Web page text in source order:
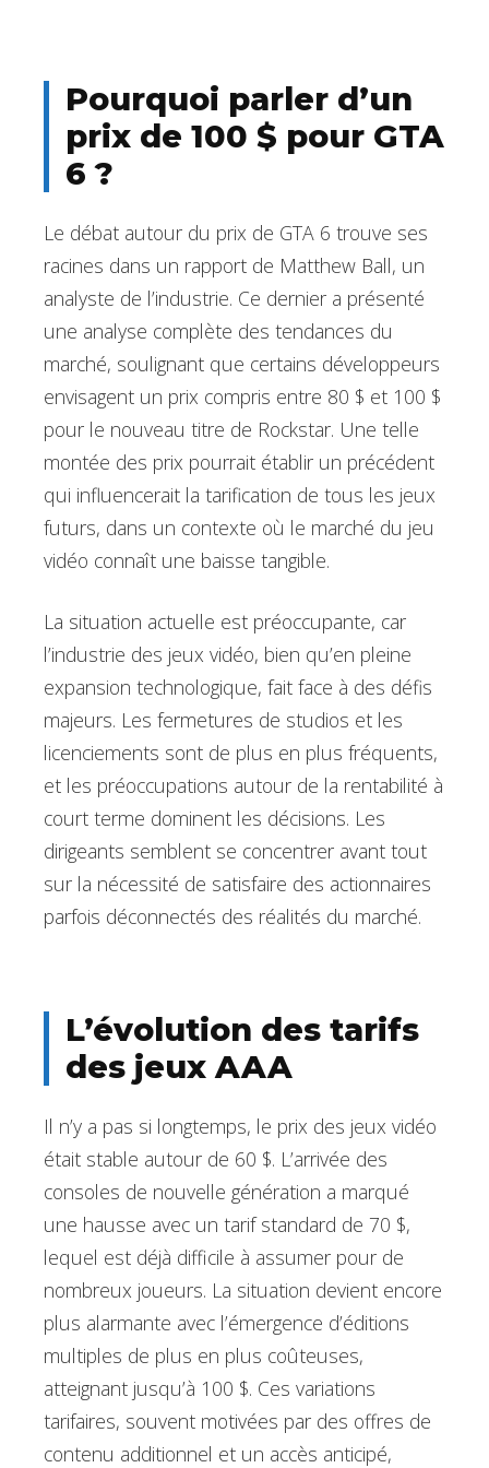
Pourquoi parler d’un
prix de 100 $ pour GTA
6 ?
Le débat autour du prix de GTA 6 trouve ses
racines dans un rapport de Matthew Ball, un
analyste de l’industrie. Ce dernier a présenté
une analyse complète des tendances du
marché, soulignant que certains développeurs
envisagent un prix compris entre 80 $ et 100 $
pour le nouveau titre de Rockstar. Une telle
montée des prix pourrait établir un précédent
qui influencerait la tarification de tous les jeux
futurs, dans un contexte où le marché du jeu
vidéo connaît une baisse tangible.
La situation actuelle est préoccupante, car
l’industrie des jeux vidéo, bien qu’en pleine
expansion technologique, fait face à des défis
majeurs. Les fermetures de studios et les
licenciements sont de plus en plus fréquents,
et les préoccupations autour de la rentabilité à
court terme dominent les décisions. Les
dirigeants semblent se concentrer avant tout
sur la nécessité de satisfaire des actionnaires
parfois déconnectés des réalités du marché.
L’évolution des tarifs
des jeux AAA
Il n’y a pas si longtemps, le prix des jeux vidéo
était stable autour de 60 $. L’arrivée des
consoles de nouvelle génération a marqué
une hausse avec un tarif standard de 70 $,
lequel est déjà difficile à assumer pour de
nombreux joueurs. La situation devient encore
plus alarmante avec l’émergence d’éditions
multiples de plus en plus coûteuses,
atteignant jusqu’à 100 $. Ces variations
tarifaires, souvent motivées par des offres de
contenu additionnel et un accès anticipé,